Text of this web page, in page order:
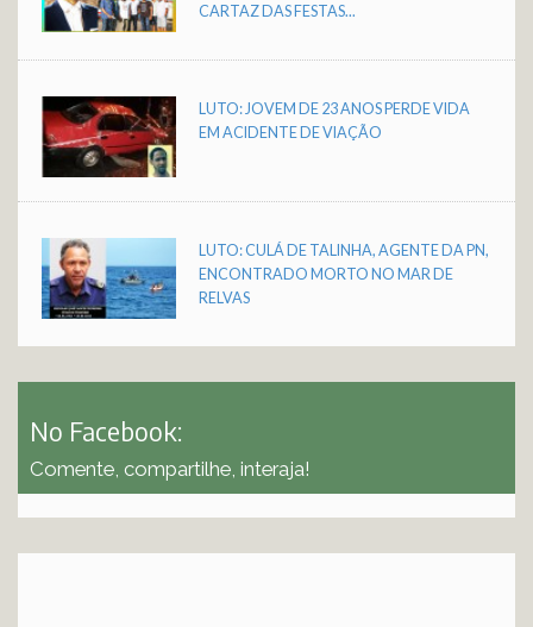
CARTAZ DAS FESTAS...
LUTO: JOVEM DE 23 ANOS PERDE VIDA
EM ACIDENTE DE VIAÇÃO
LUTO: CULÁ DE TALINHA, AGENTE DA PN,
ENCONTRADO MORTO NO MAR DE
RELVAS
No Facebook:
Comente, compartilhe, interaja!